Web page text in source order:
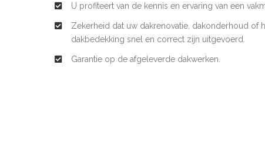
U profiteert van de kennis en ervaring van een
Zekerheid dat uw dakrenovatie, dakonderhoud of
dakbedekking snel en correct zijn uitgevoerd.
Garantie op de afgeleverde dakwerken.